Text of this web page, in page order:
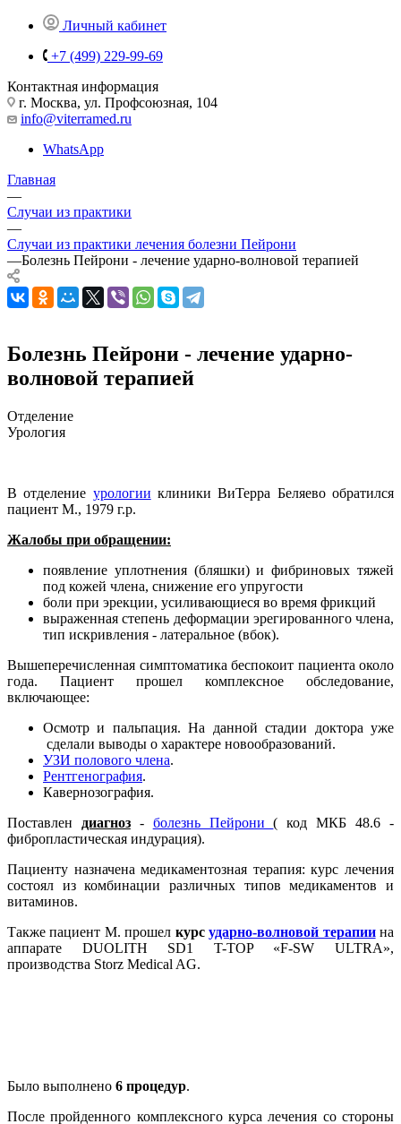
Личный кабинет
+7 (499) 229-99-69
Контактная информация
г. Москва, ул. Профсоюзная, 104
info@viterramed.ru
WhatsApp
Главная
—
Случаи из практики
—
Случаи из практики лечения болезни Пейрони
—Болезнь Пейрони - лечение ударно-волновой терапией
Болезнь Пейрони - лечение ударно-
волновой терапией
Отделение
Урология
В отделение урологии клиники ВиТерра Беляево обратился
пациент M., 1979 г.р.
Жалобы при обращении:
появление уплотнения (бляшки) и фибриновых тяжей
под кожей члена, снижение его упругости
боли при эрекции, усиливающиеся во время фрикций
выраженная степень деформации эрегированного члена,
тип искривления - латеральное (вбок).
Вышеперечисленная симптоматика беспокоит пациента около
года. Пациент прошел комплексное обследование,
включающее:
Осмотр и пальпация. На данной стадии доктора уже
сделали выводы о характере новообразований.
УЗИ полового члена.
Рентгенография.
Кавернозография.
Поставлен диагноз- болезнь Пейрони( код МКБ 48.6 -
фибропластическая индурация).
Пациенту назначена медикаментозная терапия: курс лечения
состоял из комбинации различных типов медикаментов и
витаминов.
Также пациент М. прошел курсударно-волновой терапиина
аппарате DUOLITH SD1 T-TOP «F-SW ULTRA»,
производства Storz Medical AG.
Было выполнено 6 процедур.
После пройденного комплексного курса лечения со стороны